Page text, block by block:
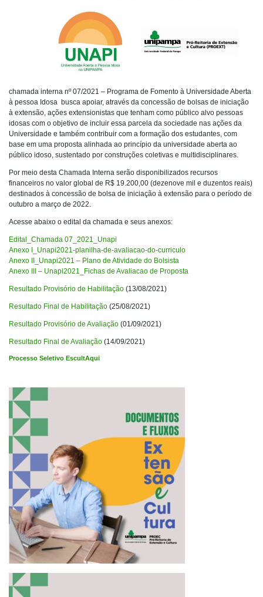
chamada interna nº 07/2021 – Programa de Fomento à Universidade Aberta
à pessoa Idosa busca apoiar, através da concessão de bolsas de iniciação
à extensão, ações extensionistas que tenham como público alvo pessoas
idosas com o objetivo de incluir essa parcela da sociedade nas ações da
Universidade e também contribuir com a formação dos estudantes, com
base em uma proposta alinhada ao princípio da universidade aberta ao
público idoso, sustentado por construções coletivas e multidisciplinares.
Por meio desta Chamada Interna serão disponibilizados recursos
financeiros no valor global de R$ 19.200,00 (dezenove mil e duzentos reais)
destinados à concessão de bolsa de iniciação à extensão para o período de
outubro a março de 2022.
Acesse abaixo o edital da chamada e seus anexos:
Edital_Chamada 07_2021_Unapi
Anexo I_Unapi2021-planilha-de-avaliacao-do-curriculo
Anexo II_Unapi2021 – Plano de Atividade do Bolsista
Anexo III – Unapi2021_Fichas de Avaliacao de Proposta
Resultado Provisório de Habilitação (13/08/2021)
Resultado Final de Habilitação (25/08/2021)
Resultado Provisório de Avaliação (01/09/2021)
Resultado Final de Avaliação (14/09/2021)
Processo Seletivo EscultAqui